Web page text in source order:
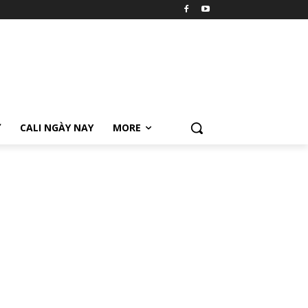
CALI NGÀY NAY MORE